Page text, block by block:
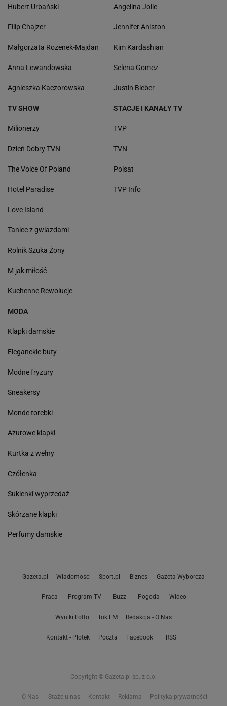
Hubert Urbański
Filip Chajzer
Małgorzata Rozenek-Majdan
Anna Lewandowska
Agnieszka Kaczorowska
Angelina Jolie
Jennifer Aniston
Kim Kardashian
Selena Gomez
Justin Bieber
TV SHOW
Milionerzy
Dzień Dobry TVN
The Voice Of Poland
Hotel Paradise
Love Island
Taniec z gwiazdami
Rolnik Szuka Żony
M jak miłość
Kuchenne Rewolucje
STACJE I KANAŁY TV
TVP
TVN
Polsat
TVP Info
MODA
Klapki damskie
Eleganckie buty
Modne fryzury
Sneakersy
Monde torebki
Ażurowe klapki
Kurtka z wełny
Czółenka
Sukienki wyprzedaż
Skórzane klapki
Perfumy damskie
Gazeta.pl Wiadomości Sport.pl Biznes Gazeta Wyborcza
Praca Program TV Buzz Pogoda Wideo
Wyniki Lotto Tok.FM Redakcja - O Nas
Kontakt - Plotek Poczta Facebook RSS
Copyright © Gazeta.pl sp. z o.o.
O Nas Staże u nas Kontakt Reklama Polityka prywatności